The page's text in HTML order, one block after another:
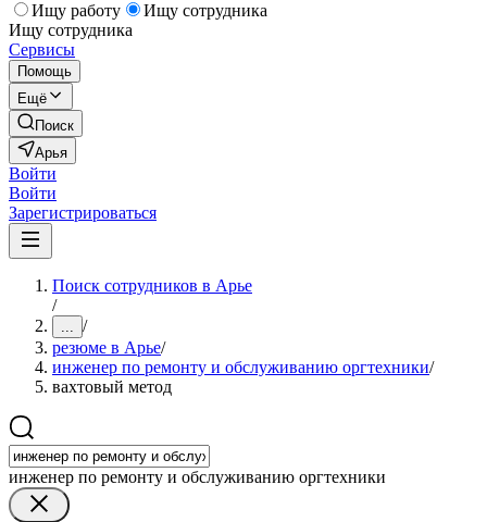
Ищу работу
Ищу сотрудника
Ищу сотрудника
Сервисы
Помощь
Ещё
Поиск
Арья
Войти
Войти
Зарегистрироваться
Поиск сотрудников в Арье
/
... /
резюме в Арье/
инженер по ремонту и обслуживанию оргтехники/
вахтовый метод
инженер по ремонту и обслуживанию оргтехники